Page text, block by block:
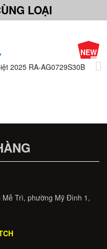
LOẠI
-10%
Giá
NEW
2025 RA-AG0729S30B
Trì, phường Mỹ Đình 1,